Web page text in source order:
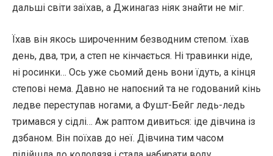
дальші світи заїхав, а Джинагаз ніяк знайти не міг.
Їхав він якось широченним безводним степом. їхав
день, два, три, а степ не кінчається. Ні травинки ніде,
ні росинки… Ось уже сьомий день вони їдуть, а кінця
степові нема. Давно не напоєний та не годований кінь
ледве переступав ногами, а Фушт-Бейг ледь-ледь
тримався у сідлі… Аж раптом дивиться: іде дівчина із
дзбаном. Він поїхав до неї. Дівчина тим часом